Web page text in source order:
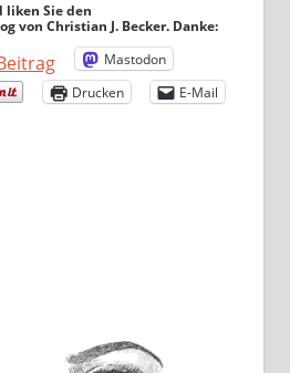
liken Sie den
von Christian J. Becker. Danke:
Mastodon
Drucken E-Mail